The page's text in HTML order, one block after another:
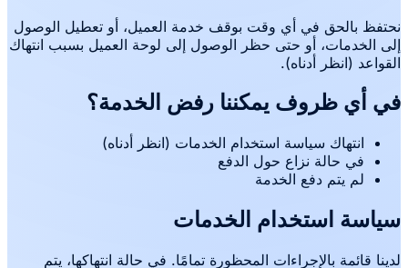
نحتفظ بالحق في أي وقت بوقف خدمة العميل، أو تعطيل الوصول
إلى الخدمات، أو حتى حظر الوصول إلى لوحة العميل بسبب انتهاك
القواعد (انظر أدناه).
في أي ظروف يمكننا رفض الخدمة؟
انتهاك سياسة استخدام الخدمات (انظر أدناه)
في حالة نزاع حول الدفع
لم يتم دفع الخدمة
سياسة استخدام الخدمات
لدينا قائمة بالإجراءات المحظورة تمامًا. في حالة انتهاكها، يتم